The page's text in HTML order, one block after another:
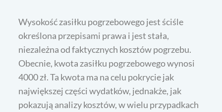
Wysokość zasiłku pogrzebowego jest ściśle
określona przepisami prawa i jest stała,
niezależna od faktycznych kosztów pogrzebu.
Obecnie, kwota zasiłku pogrzebowego wynosi
4000 zł. Ta kwota ma na celu pokrycie jak
największej części wydatków, jednakże, jak
pokazują analizy kosztów, w wielu przypadkach